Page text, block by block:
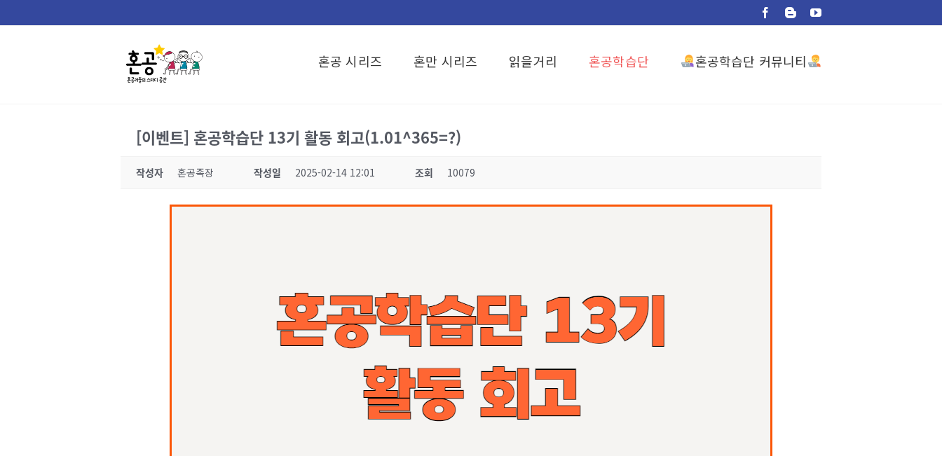
to
Facebook
BloggerYouTube
혼공 시리즈 혼만 시리즈 읽을거리 혼공학습단 혼공학습단 커뮤니티
[이벤트] 혼공학습단 13기 활동 회고(1.01^365=?)
작성자 혼공족장 작성일 2025-02-14 12:01 조회 10079